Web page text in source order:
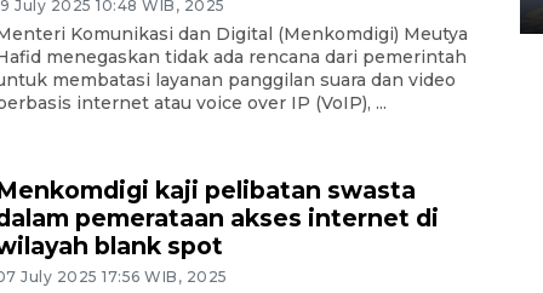
July 2025 10:48 WIB, 2025
Komunikasi dan Digital (Menkomdigi) Meutya
menegaskan tidak ada rencana dari pemerintah
membatasi layanan panggilan suara dan video
internet atau voice over IP (VoIP), ...
kaji pelibatan swasta
pemerataan akses internet di
blank spot
July 2025 17:56 WIB, 2025